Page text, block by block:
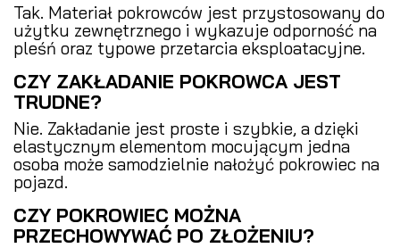
Tak. Materiał pokrowców jest przystosowany do
użytku zewnętrznego i wykazuje odporność na
pleśń oraz typowe przetarcia eksploatacyjne.
CZY ZAKŁADANIE POKROWCA JEST
TRUDNE?
Nie. Zakładanie jest proste i szybkie, a dzięki
elastycznym elementom mocującym jedna
osoba może samodzielnie nałożyć pokrowiec na
pojazd.
CZY POKROWIEC MOŻNA
PRZECHOWYWAĆ PO ZŁOŻENIU?